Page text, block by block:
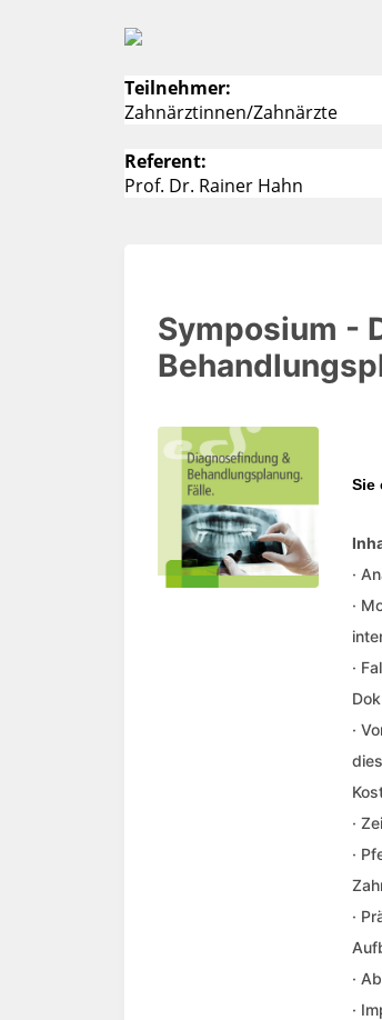
Teilnehmer:
Zahnärztinnen/Zahnärzte
Referent:
Prof. Dr. Rainer Hahn
Symposium -
Sie
·
·
·
·
·
·
·
·
·